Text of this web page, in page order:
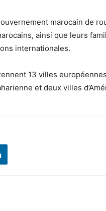
marocain de
ainsi que leurs
internationales.
13 villes
et deux villes